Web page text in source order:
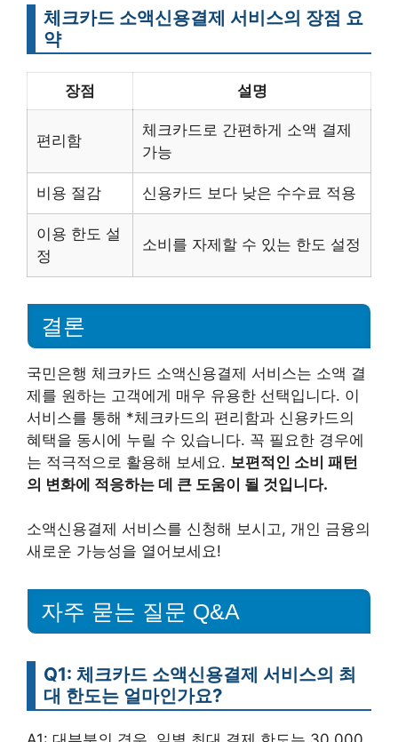
체크카드 소액신용결제 서비스의 장점 요
약
장점 설명
편리함
체크카드로 간편하게 소액 결제
가능
비용 절감 신용카드 보다 낮은 수수료 적용
이용 한도 설
정
소비를 자제할 수 있는 한도 설정
결론
국민은행 체크카드 소액신용결제 서비스는 소액 결
제를 원하는 고객에게 매우 유용한 선택입니다. 이
서비스를 통해 *체크카드의 편리함과 신용카드의
혜택을 동시에 누릴 수 있습니다. 꼭 필요한 경우에
는 적극적으로 활용해 보세요. 보편적인 소비 패턴
의 변화에 적응하는 데 큰 도움이 될 것입니다.
소액신용결제 서비스를 신청해 보시고, 개인 금융의
새로운 가능성을 열어보세요!
자주 묻는 질문 Q&A
Q1: 체크카드 소액신용결제 서비스의 최
대 한도는 얼마인가요?